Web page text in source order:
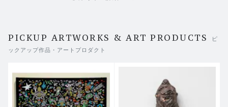
PICKUP ARTWORKS & ART PRODUCTS
ピ
ックアップ作品・アートプロダクト